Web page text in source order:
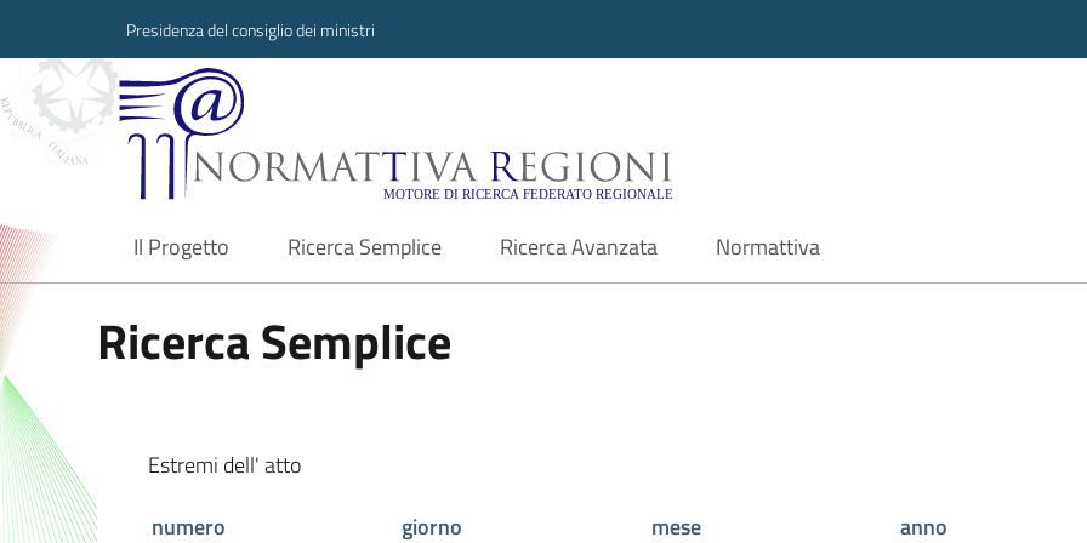
Presidenza del consiglio dei ministri
Normattiva Regioni - Motore di ricerca
Il Progetto
current Ricerca Semplice Ricerca Avanzata Normattiva
Ricerca Semplice
Estremi dell' atto
numero
giorno mese
anno